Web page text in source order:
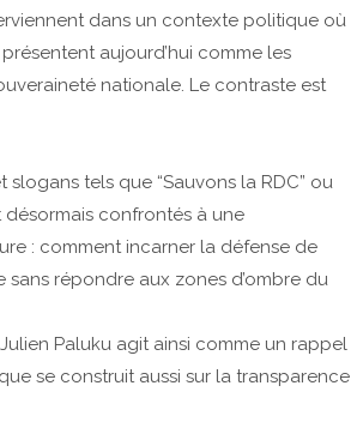
dans un contexte politique où
aujourd’hui comme les
nationale. Le contraste est
slogans tels que “Sauvons la RDC” ou
désormais confrontés à une
: comment incarner la défense de
sans répondre aux zones d’ombre du
Paluku agit ainsi comme un rappel
se construit aussi sur la transparence